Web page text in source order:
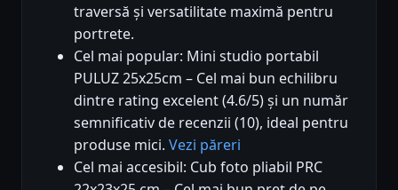
traversă și versatilitate maximă pentru
portrete.
Cel mai popular: Mini studio portabil
PULUZ 25x25cm – Cel mai bun echilibru
dintre rating excelent (4.6/5) și un număr
semnificativ de recenzii (10), ideal pentru
produse mici. Vezi păreri
Cel mai accesibil: Cub foto pliabil PRC